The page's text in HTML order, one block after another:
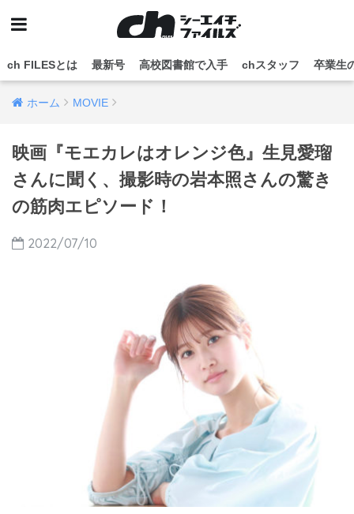
ch FILESとは 最新号 高校図書館で入手 chスタッフ 卒業生
ホーム MOVIE
映画『モエカレはオレンジ色』生見愛瑠
さんに聞く、撮影時の岩本照さんの驚き
の筋肉エピソード！
2022/07/10